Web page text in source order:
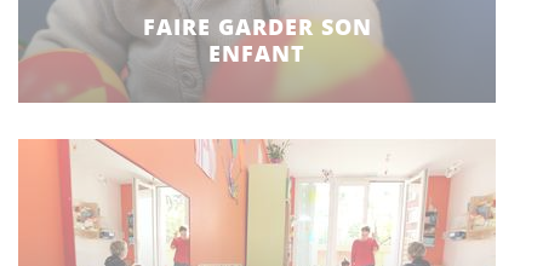
FAIRE GARDER SON
ENFANT